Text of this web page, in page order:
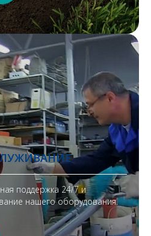
поддержка 24/7 и
нашего оборудования.